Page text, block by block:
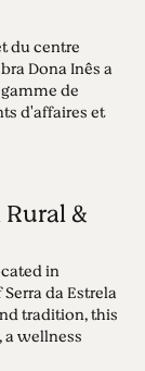
du centre
Dona Inês a
de
d'affaires et
&
in
da Estrela
tradition, this
wellness